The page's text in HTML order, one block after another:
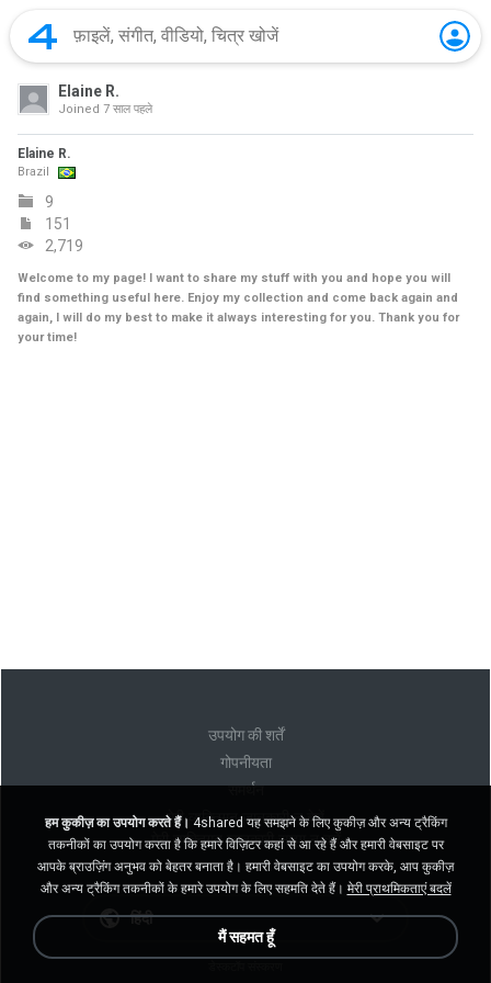
Elaine R.
Joined 7 साल पहले
Elaine R.
Brazil
9
151
2,719
Welcome to my page! I want to share my stuff with you and hope you will
find something useful here. Enjoy my collection and come back again and
again, I will do my best to make it always interesting for you. Thank you for
your time!
उपयोग की शर्तें
गोपनीयता
समर्थन
मेरी व्यक्तिगत जानकारी न बेचें
मेरी व्यक्तिगत जानकारी साझा न करें
हिंदी
हम कुकीज़ का उपयोग करते हैं। 4shared यह समझने के लिए कुकीज़ और अन्य ट्रैकिंग
तकनीकों का उपयोग करता है कि हमारे विज़िटर कहां से आ रहे हैं और हमारी वेबसाइट पर
आपके ब्राउज़िंग अनुभव को बेहतर बनाता है। हमारी वेबसाइट का उपयोग करके, आप कुकीज़
और अन्य ट्रैकिंग तकनीकों के हमारे उपयोग के लिए सहमति देते हैं। मेरी प्राथमिकताएं बदलें
मैं सहमत हूँ